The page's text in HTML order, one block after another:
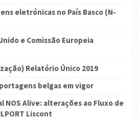
eletrónicas no País Basco (N-
e Comissão Europeia
Relatório Único 2019
belgas em vigor
NOS Alive: alterações ao Fluxo de
Liscont